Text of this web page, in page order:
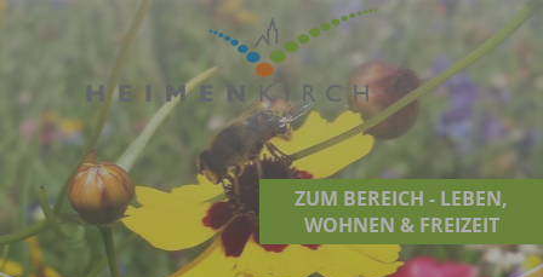
ZUM BEREICH - LEBEN,
WOHNEN & FREIZEIT